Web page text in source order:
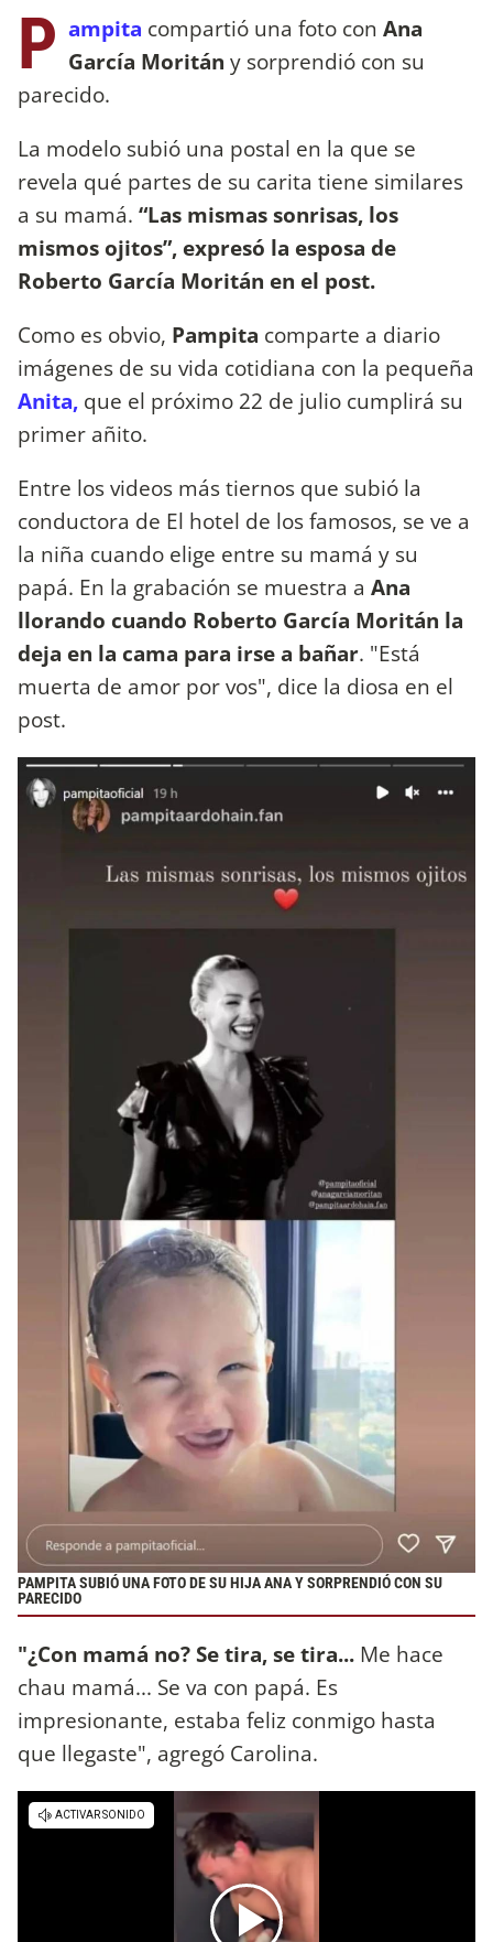
P ampita compartió una foto con Ana
García Moritán y sorprendió con su
parecido.
La modelo subió una postal en la que se
revela qué partes de su carita tiene similares
a su mamá. “Las mismas sonrisas, los
mismos ojitos”, expresó la esposa de
Roberto García Moritán en el post.
Como es obvio, Pampita comparte a diario
imágenes de su vida cotidiana con la pequeña
Anita, que el próximo 22 de julio cumplirá su
primer añito.
Entre los videos más tiernos que subió la
conductora de El hotel de los famosos, se ve a
la niña cuando elige entre su mamá y su
papá. En la grabación se muestra a Ana
llorando cuando Roberto García Moritán la
deja en la cama para irse a bañar. "Está
muerta de amor por vos", dice la diosa en el
post.
PAMPITA SUBIÓ UNA FOTO DE SU HIJA ANA Y SORPRENDIÓ CON SU
PARECIDO
"¿Con mamá no? Se tira, se tira... Me hace
chau mamá... Se va con papá. Es
impresionante, estaba feliz conmigo hasta
que llegaste", agregó Carolina.